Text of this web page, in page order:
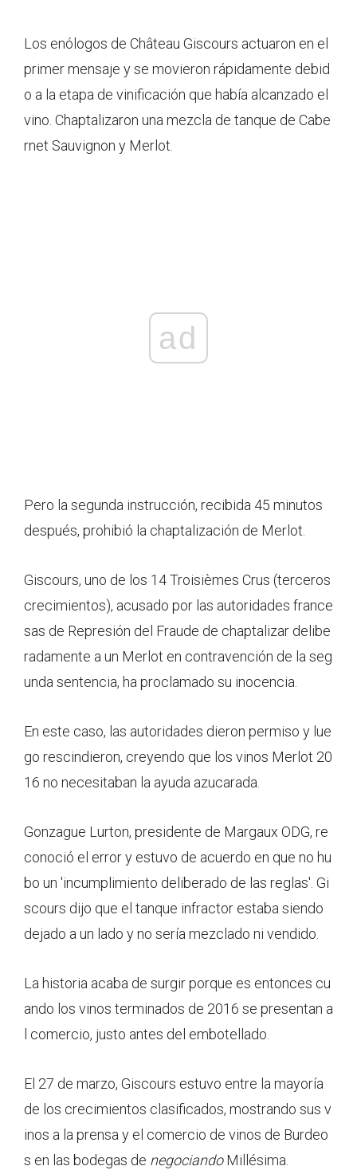
Los enólogos de Château Giscours actuaron en el
primer mensaje y se movieron rápidamente debid
o a la etapa de vinificación que había alcanzado el
vino. Chaptalizaron una mezcla de tanque de Cabe
rnet Sauvignon y Merlot.
ad
Pero la segunda instrucción, recibida 45 minutos
después, prohibió la chaptalización de Merlot.
Giscours, uno de los 14 Troisièmes Crus (terceros
crecimientos), acusado por las autoridades france
sas de Represión del Fraude de chaptalizar delibe
radamente a un Merlot en contravención de la seg
unda sentencia, ha proclamado su inocencia.
En este caso, las autoridades dieron permiso y lue
go rescindieron, creyendo que los vinos Merlot 20
16 no necesitaban la ayuda azucarada.
Gonzague Lurton, presidente de Margaux ODG, re
conoció el error y estuvo de acuerdo en que no hu
bo un 'incumplimiento deliberado de las reglas'. Gi
scours dijo que el tanque infractor estaba siendo
dejado a un lado y no sería mezclado ni vendido.
La historia acaba de surgir porque es entonces cu
ando los vinos terminados de 2016 se presentan a
l comercio, justo antes del embotellado.
El 27 de marzo, Giscours estuvo entre la mayoría
de los crecimientos clasificados, mostrando sus v
inos a la prensa y el comercio de vinos de Burdeo
s en las bodegas de negociandoMillésima.